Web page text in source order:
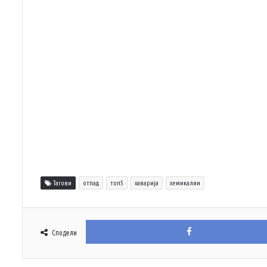
Тагови отпад топ5 хаварија хемикалии
Сподели